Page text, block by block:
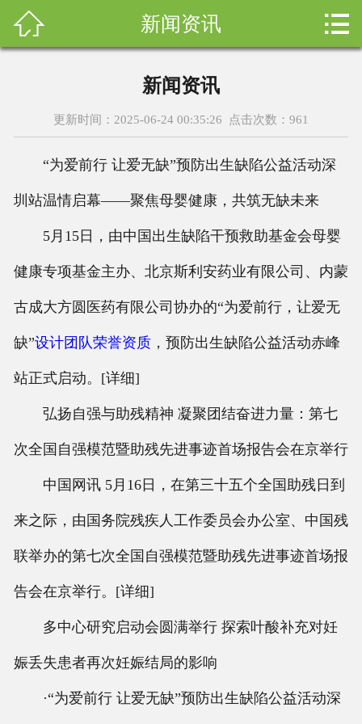
设计团队
售后服务
科普知识
荣誉资质
 新闻资讯 
新闻资讯
更新时间：2025-06-24 00:35:26 点击次数： 961
“为爱前行 让爱无缺”预防出生缺陷公益活动深
圳站温情启幕——聚焦母婴健康，共筑无缺未来
5月15日，由中国出生缺陷干预救助基金会母婴
健康专项基金主办、北京斯利安药业有限公司、内蒙
古成大方圆医药有限公司协办的“为爱前行，让爱无
缺”设计团队荣誉资质，预防出生缺陷公益活动赤峰
站正式启动。[详细]
弘扬自强与助残精神 凝聚团结奋进力量：第七
次全国自强模范暨助残先进事迹首场报告会在京举行
中国网讯 5月16日，在第三十五个全国助残日到
来之际，由国务院残疾人工作委员会办公室、中国残
联举办的第七次全国自强模范暨助残先进事迹首场报
告会在京举行。[详细]
多中心研究启动会圆满举行 探索叶酸补充对妊
娠丢失患者再次妊娠结局的影响
·“为爱前行 让爱无缺”预防出生缺陷公益活动深